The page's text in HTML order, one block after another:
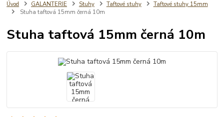
Úvod GALANTERIE Stuhy Taftové stuhy
Taftové stuhy 15mm
Stuha taftová 15mm černá 10m
Stuha taftová 15mm černá 10m